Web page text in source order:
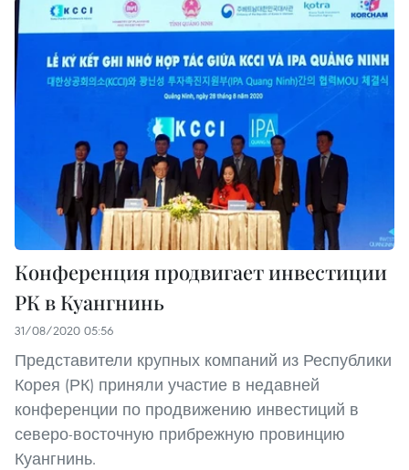
Конференция продвигает инвестиции
РК в Куангнинь
31/08/2020 05:56
Представители крупных компаний из Республики
Корея (РК) приняли участие в недавней
конференции по продвижению инвестиций в
северо-восточную прибрежную провинцию
Куангнинь.